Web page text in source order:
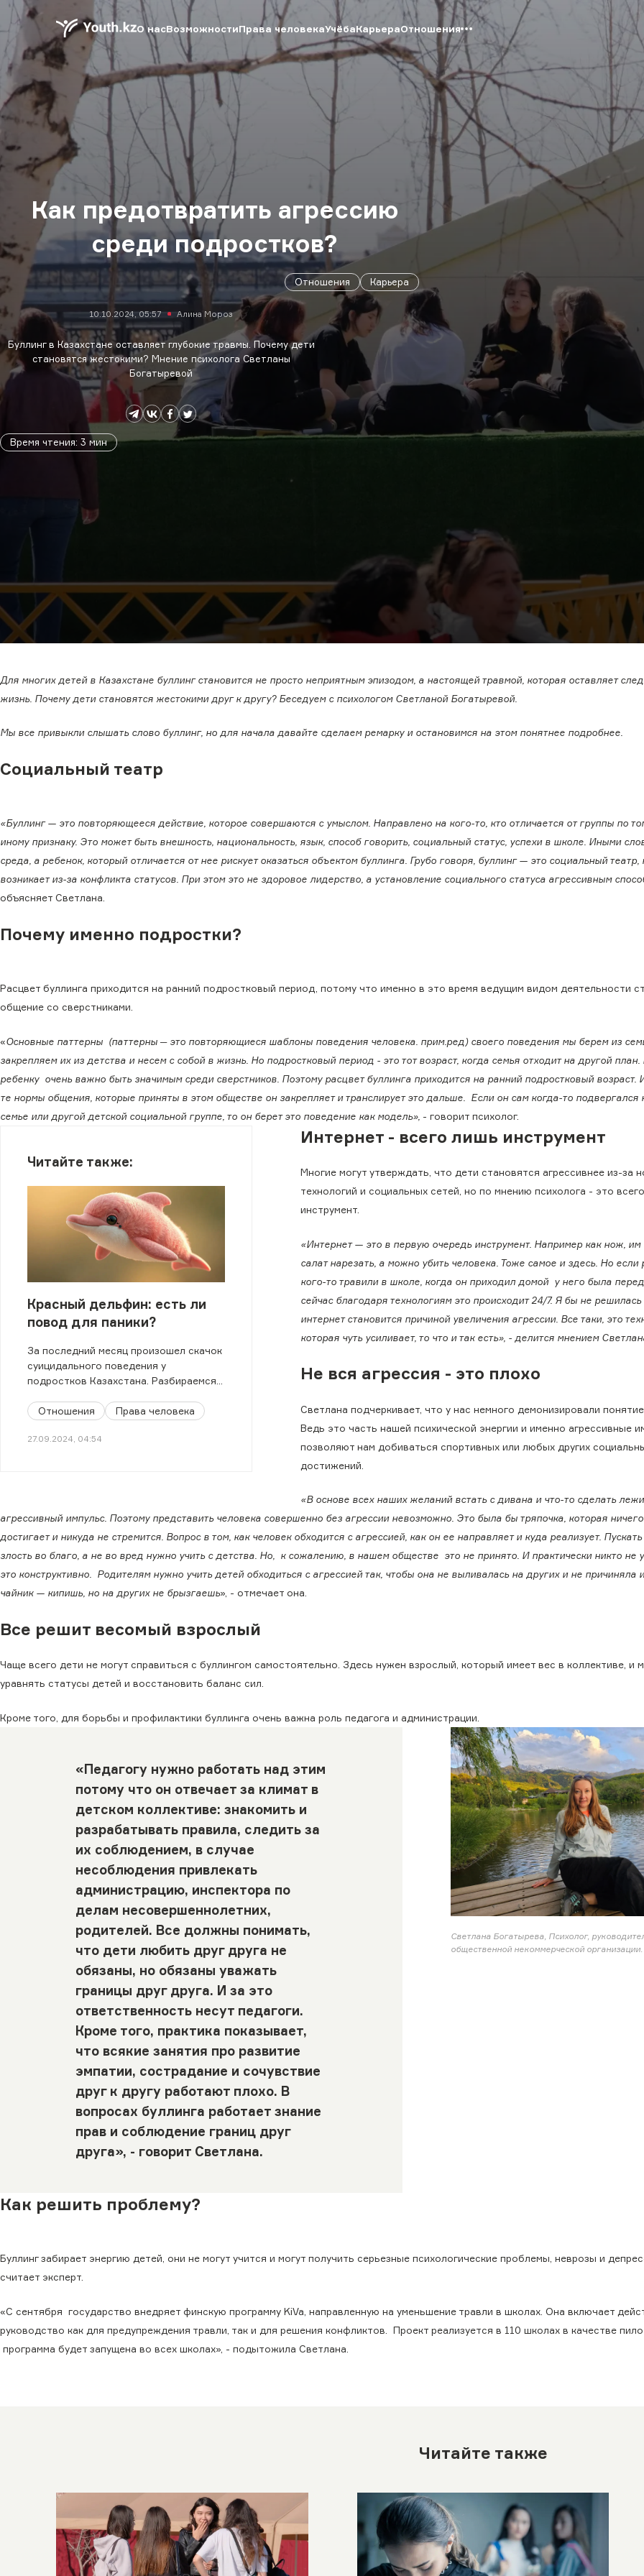
О насВозможностиПрава человекаУчёбаКарьераОтношения
Как предотвратить агрессию
среди подростков?
Отношения Карьера
10.10.2024, 05:57 Алина Мороз
Буллинг в Казахстане оставляет глубокие травмы. Почему дети
становятся жестокими? Мнение психолога Светланы
Богатыревой
Время чтения: 3 мин
Для многих детей в Казахстане буллинг становится не просто неприятным эпизодом, а настоящей травмой, которая оставляет
жизнь. Почему дети становятся жестокими друг к другу? Беседуем с психологом Светланой Богатыревой.
Мы все привыкли слышать слово буллинг, но для начала давайте сделаем ремарку и остановимся на этом понятнее подробнее.
Социальный театр
«Буллинг — это повторяющееся действие, которое совершаются с умыслом. Направлено на кого-то, кто отличается от группы по
иному признаку. Это может быть внешность, национальность, язык, способ говорить, социальный статус, успехи в школе. Иными
среда, а ребенок, который отличается от нее рискует оказаться объектом буллинга. Грубо говоря, буллинг — это социальный театр,
возникает из-за конфликта статусов. При этом это не здоровое лидерство, а установление социального статуса агрессивным
объясняет Светлана.
Почему именно подростки?
Расцвет буллинга приходится на ранний подростковый период, потому что именно в это время ведущим видом деятельности
общение со сверстниками.
«Основные паттерны (паттерны ─ это повторяющиеся шаблоны поведения человека. прим.ред) своего поведения мы берем из
закрепляем их из детства и несем с собой в жизнь. Но подростковый период - это тот возраст, когда семья отходит на другой
ребенку очень важно быть значимым среди сверстников. Поэтому расцвет буллинга приходится на ранний подростковый возраст.
те нормы общения, которые приняты в этом обществе он закрепляет и транслирует это дальше. Если он сам когда-то подвергался
семье или другой детской социальной группе, то он берет это поведение как модель», - говорит психолог.
Читайте также:
Красный дельфин: есть ли
повод для паники?
За последний месяц произошел скачок
суицидального поведения у
подростков Казахстана. Разбираемся,
Отношения
Права человека
27.09.2024, 04:54
Интернет - всего лишь инструмент
Многие могут утверждать, что дети становятся агрессивнее из-за
технологий и социальных сетей, но по мнению психолога - это
инструмент.
«Интернет — это в первую очередь инструмент. Например как нож,
салат нарезать, а можно убить человека. Тоже самое и здесь. Но если
кого-то травили в школе, когда он приходил домой у него была
сейчас благодаря технологиям это происходит 24/7. Я бы не решилась
интернет становится причиной увеличения агрессии. Все таки, это
которая чуть усиливает, то что и так есть», - делится мнением
Не вся агрессия - это плохо
Светлана подчеркивает, что у нас немного демонизировали
Ведь это часть нашей психической энергии и именно агрессивные
позволяют нам добиваться спортивных или любых других
достижений.
«В основе всех наших желаний встать с дивана и что-то сделать
агрессивный импульс. Поэтому представить человека совершенно без агрессии невозможно. Это была бы тряпочка, которая
достигает и никуда не стремится. Вопрос в том, как человек обходится с агрессией, как он ее направляет и куда реализует.
злость во благо, а не во вред нужно учить с детства. Но, к сожалению, в нашем обществе это не принято. И практически никто не
это конструктивно. Родителям нужно учить детей обходиться с агрессией так, чтобы она не выливалась на других и не причиняла
чайник — кипишь, но на других не брызгаешь», - отмечает она.
Все решит весомый взрослый
Чаще всего дети не могут справиться с буллингом самостоятельно. Здесь нужен взрослый, который имеет вес в коллективе, и
уравнять статусы детей и восстановить баланс сил.
Кроме того, для борьбы и профилактики буллинга очень важна роль педагога и администрации.
Светлана Богатырева, Психолог,
общественной некоммерческой организации.
«Педагогу нужно работать над этим
потому что он отвечает за климат в
детском коллективе: знакомить и
разрабатывать правила, следить за
их соблюдением, в случае
несоблюдения привлекать
администрацию, инспектора по
делам несовершеннолетних,
родителей. Все должны понимать,
что дети любить друг друга не
обязаны, но обязаны уважать
границы друг друга. И за это
ответственность несут педагоги.
Кроме того, практика показывает,
что всякие занятия про развитие
эмпатии, сострадание и сочувствие
друг к другу работают плохо. В
вопросах буллинга работает знание
прав и соблюдение границ друг
друга», - говорит Светлана.
Как решить проблему?
Буллинг забирает энергию детей, они не могут учится и могут получить серьезные психологические проблемы, неврозы и
считает эксперт.
«С сентября государство внедряет финскую программу KiVa, направленную на уменьшение травли в школах. Она включает
руководство как для предупреждения травли, так и для решения конфликтов. Проект реализуется в 110 школах в качестве
программа будет запущена во всех школах», - подытожила Светлана.
Читайте также